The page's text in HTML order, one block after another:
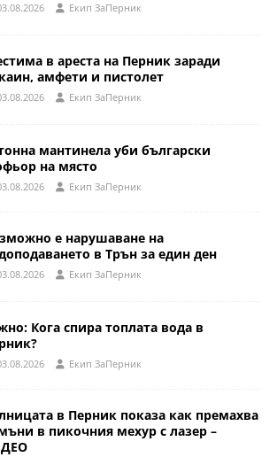
Eкип ЗаПерник
в ареста на Перник заради
амфети и пистолет
Eкип ЗаПерник
мантинела уби български
на място
Eкип ЗаПерник
е нарушаване на
в Трън за един ден
Eкип ЗаПерник
Кога спира топлата вода в
Eкип ЗаПерник
в Перник показа как премахва
в пикочния мехур с лазер –